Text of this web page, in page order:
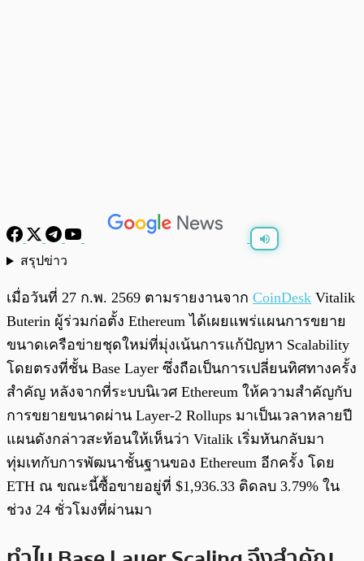
สรุปข่าว
เมื่อวันที่ 27 ก.พ. 2569 ตามรายงานจาก CoinDesk Vitalik
Buterin ผู้ร่วมก่อตั้ง Ethereum ได้เผยแพร่แผนการขยาย
ขนาดเครือข่ายชุดใหม่ที่มุ่งเน้นการแก้ปัญหา Scalability
โดยตรงที่ชั้น Base Layer ซึ่งถือเป็นการเปลี่ยนทิศทางครั้ง
สำคัญ หลังจากที่ระบบนิเวศ Ethereum ให้ความสำคัญกับ
การขยายขนาดผ่าน Layer-2 Rollups มาเป็นเวลาหลายปี
แผนดังกล่าวสะท้อนให้เห็นว่า Vitalik เริ่มหันกลับมา
ทุ่มเทกับการพัฒนาชั้นฐานของ Ethereum อีกครั้ง โดย
ETH ณ ขณะนี้ซื้อขายอยู่ที่ $1,936.33 ติดลบ 3.79% ใน
ช่วง 24 ชั่วโมงที่ผ่านมา